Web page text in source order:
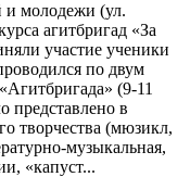
и молодежи (ул.
агитбригад «За
участие ученики
по двум
(9-11
представлено в
творчества (мюзикл,
музыкальная,
«капуст...